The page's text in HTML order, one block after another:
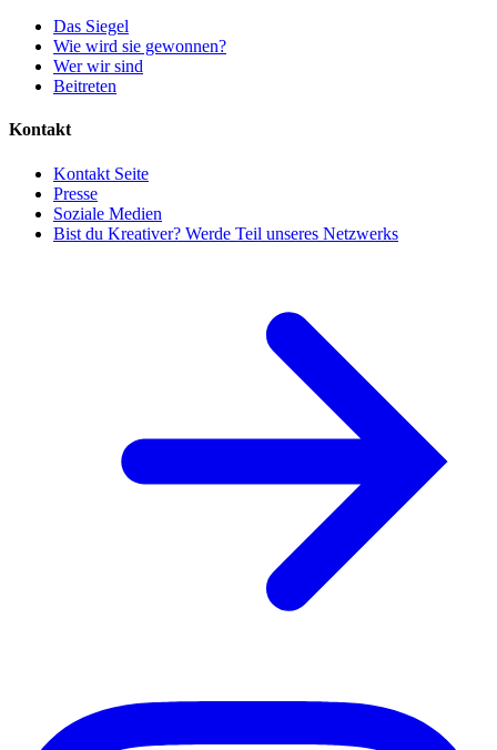
Das Siegel
Wie wird sie gewonnen?
Wer wir sind
Beitreten
Kontakt
Kontakt Seite
Presse
Soziale Medien
Bist du Kreativer? Werde Teil unseres Netzwerks